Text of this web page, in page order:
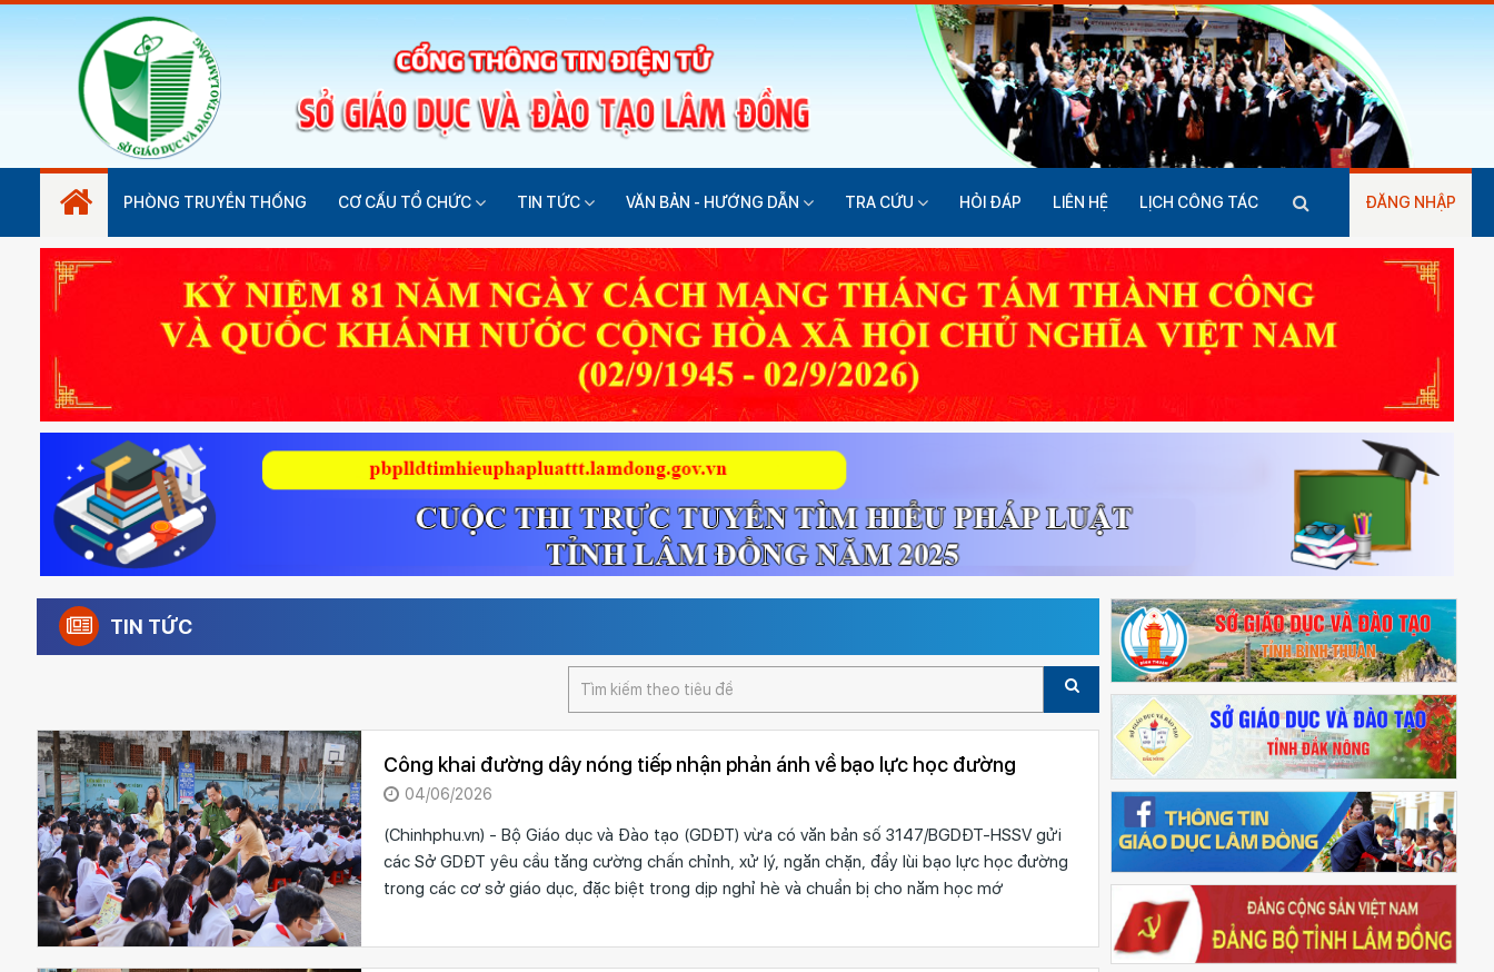
PHÒNG TRUYỀN THỐNG CƠ CẤU TỔ CHỨC TIN TỨC VĂN BẢN - HƯỚNG DẪN TRA CỨU HỎI ĐÁP LIÊN HỆ LỊCH CÔNG TÁC ĐĂNG NHẬP
TIN TỨC
Công khai đường dây nóng tiếp nhận phản ánh về bạo lực học đường
04/06/2026
(Chinhphu.vn) - Bộ Giáo dục và Đào tạo (GDĐT) vừa có văn bản số 3147/BGDĐT-HSSV gửi
các Sở GDĐT yêu cầu tăng cường chấn chỉnh, xử lý, ngăn chặn, đẩy lùi bạo lực học đường
trong các cơ sở giáo dục, đặc biệt trong dịp nghỉ hè và chuẩn bị cho năm học mớ